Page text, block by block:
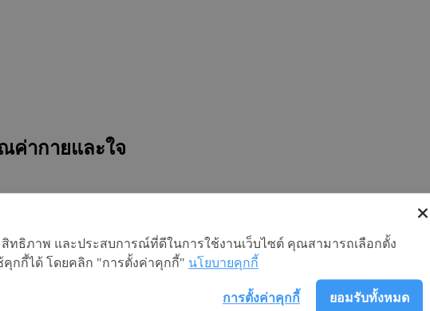
ค่ากายและใจ
Health: มากกว่าสุขภาพ คือ คุณค่ากายและใจ
เราตระหนักดีว่าผู้หญิงยุคใหม่ต้องการการดูแลอย่างครบวงจร ทั้งด้านสุข
สิทธิภาพ และประสบการณ์ที่ดีในการใช้งานเว็บไซต์ คุณสามารถเลือกตั้ง
กกี้ได้ โดยคลิก "การตั้งค่าคุกกี้" นโยบายคุกกี้
ยอมรับทั้งหมด
การตั้งค่าคุกกี้